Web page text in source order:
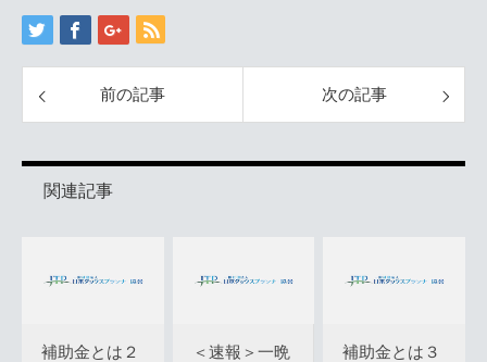
前の記事 次の記事
関連記事
補助金とは２
＜速報＞一晩
補助金とは３